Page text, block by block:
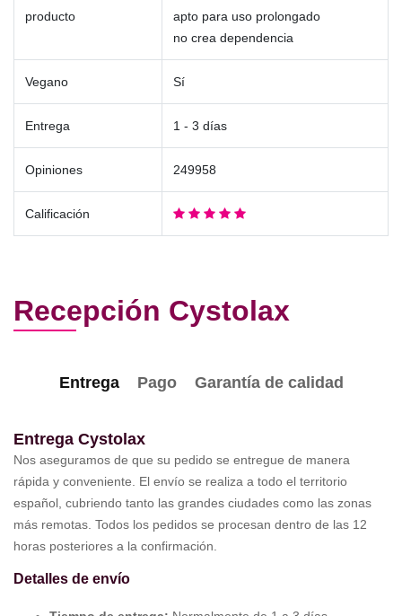
producto
apto para uso prolongado
no crea dependencia
Vegano Sí
Entrega 1 - 3 días
Opiniones 249958
Calificación
Recepción Cystolax
Entrega Pago Garantía de calidad
Entrega Cystolax
Nos aseguramos de que su pedido se entregue de manera
rápida y conveniente. El envío se realiza a todo el territorio
español, cubriendo tanto las grandes ciudades como las zonas
más remotas. Todos los pedidos se procesan dentro de las 12
horas posteriores a la confirmación.
Detalles de envío